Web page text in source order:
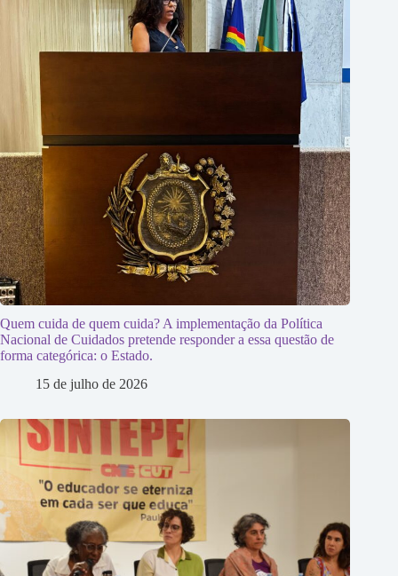
Quem cuida de quem cuida? A implementação da Política
Nacional de Cuidados pretende responder a essa questão de
forma categórica: o Estado.
15 de julho de 2026